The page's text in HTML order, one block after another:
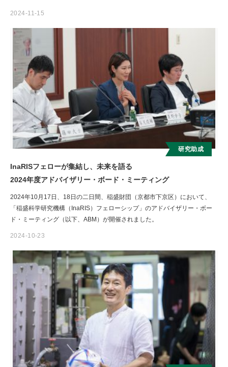
2024-11-15
研究助成
InaRISフェローが集結し、未来を語る
2024年度アドバイザリー・ボード・ミーティング
2024年10月17日、18日の二日間、稲盛財団（京都市下京区）において、
「稲盛科学研究機構（InaRIS）フェローシップ」のアドバイザリー・ボー
ド・ミーティング（以下、ABM）が開催されました。
2024-10-23